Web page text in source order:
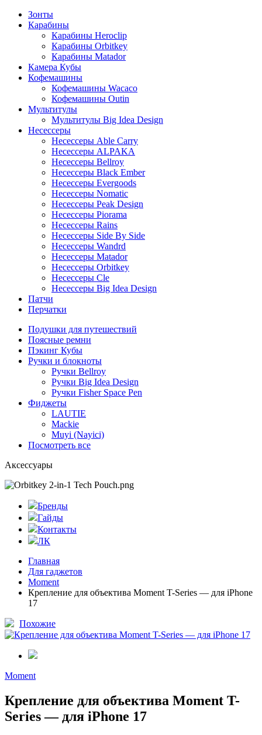
Зонты
Карабины
Карабины Heroclip
Карабины Orbitkey
Карабины Matador
Камера Кубы
Кофемашины
Кофемашины Wacaco
Кофемашины Outin
Мультитулы
Мультитулы Big Idea Design
Несессеры
Несессеры Able Carry
Несессеры ALPAKA
Несессеры Bellroy
Несессеры Black Ember
Несессеры Evergoods
Несессеры Nomatic
Несессеры Peak Design
Несессеры Piorama
Несессеры Rains
Несессеры Side By Side
Несессеры Wandrd
Несессеры Matador
Несессеры Orbitkey
Несессеры Cle
Несессеры Big Idea Design
Патчи
Перчатки
Подушки для путешествий
Поясные ремни
Пэкинг Кубы
Ручки и блокноты
Ручки Bellroy
Ручки Big Idea Design
Ручки Fisher Space Pen
Фиджеты
LAUTIE
Mackie
Muyi (Nayici)
Посмотреть все
Аксессуары
Бренды
Гайды
Контакты
ЛК
Главная
Для гаджетов
Moment
Крепление для объектива Moment T-Series — для iPhone
17
Похожие
Moment
Крепление для объектива Moment T-
Series — для iPhone 17